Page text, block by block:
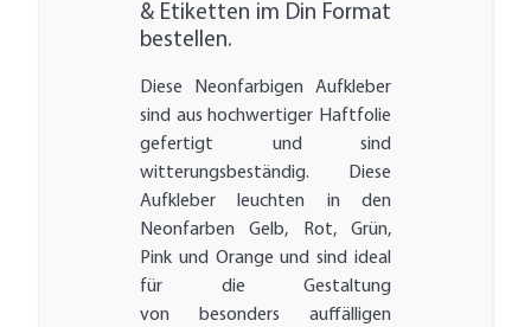
& Etiketten im Din Format
bestellen.
Diese Neonfarbigen Aufkleber
sind aus hochwertiger Haftfolie
gefertigt und sind
witterungsbeständig. Diese
Aufkleber leuchten in den
Neonfarben Gelb, Rot, Grün,
Pink und Orange und sind ideal
für die Gestaltung
von besonders auffälligen